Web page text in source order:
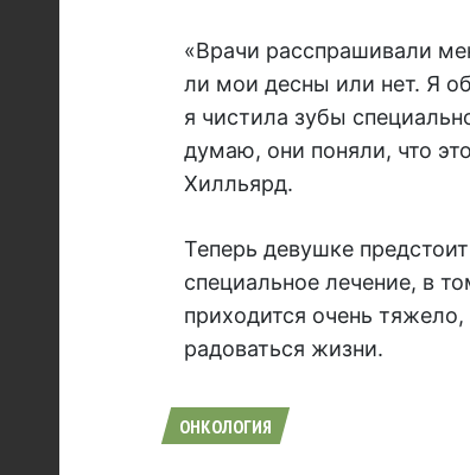
«Врачи расспрашивали
ли мои десны или нет. Я
я чистила зубы
думаю, они поняли, что
Хилльярд.
Теперь девушке
специальное лечение, в
приходится очень тяжело,
радоваться жизни.
ОНКОЛОГИЯ